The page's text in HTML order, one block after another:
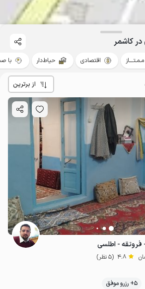
در کاشمر
مـمـتــــاز اقتصادی حیاط‌دار با
از برترین
فروتقه - اطلسی
4.8 (5 نظر)
5+ رزرو موفق